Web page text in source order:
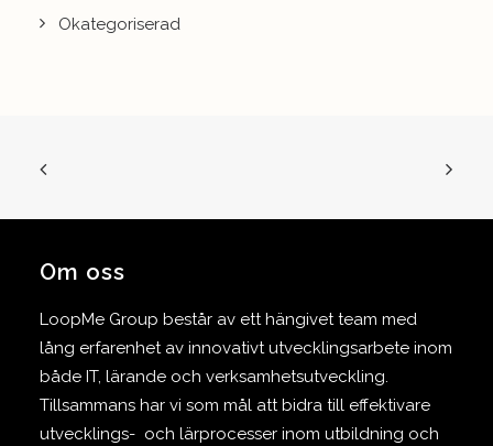
Okategoriserad
Om oss
LoopMe Group består av ett hängivet team med
lång erfarenhet av innovativt utvecklingsarbete inom
både IT, lärande och verksamhetsutveckling.
Tillsammans har vi som mål att bidra till effektivare
utvecklings- och lärprocesser inom utbildning och